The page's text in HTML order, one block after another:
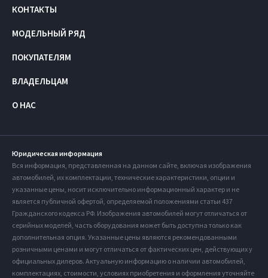
КОНТАКТЫ
МОДЕЛЬНЫЙ РЯД
ПОКУПАТЕЛЯМ
ВЛАДЕЛЬЦАМ
О НАС
Юридическая информация
Вся информация, представленная на данном сайте, включая изображения
автомобилей, их комплектации, технические характеристики, опции и
указанные цены, носит исключительно информационный характер и не
является публичной офертой, определяемой положениями статьи 437
Гражданского кодекса РФ. Изображения автомобилей могут отличаться от
серийных моделей, часть оборудования может быть доступна только как
дополнительная опция. Указанные цены являются рекомендованными
розничными ценами и могут отличаться от фактических цен, действующих у
официальных дилеров. Актуальную информацию о наличии автомобилей,
комплектациях, стоимости, условиях приобретения и оформления уточняйте